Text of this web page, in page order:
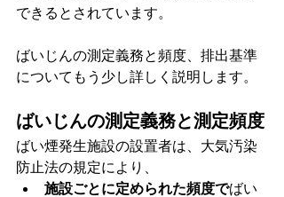
できるとされています。
ばいじんの測定義務と頻度、排出基準
についてもう少し詳しく説明します。
ばいじんの測定義務と測定頻度
ばい煙発生施設の設置者は、大気汚染
防止法の規定により、
施設ごとに定められた頻度でばい